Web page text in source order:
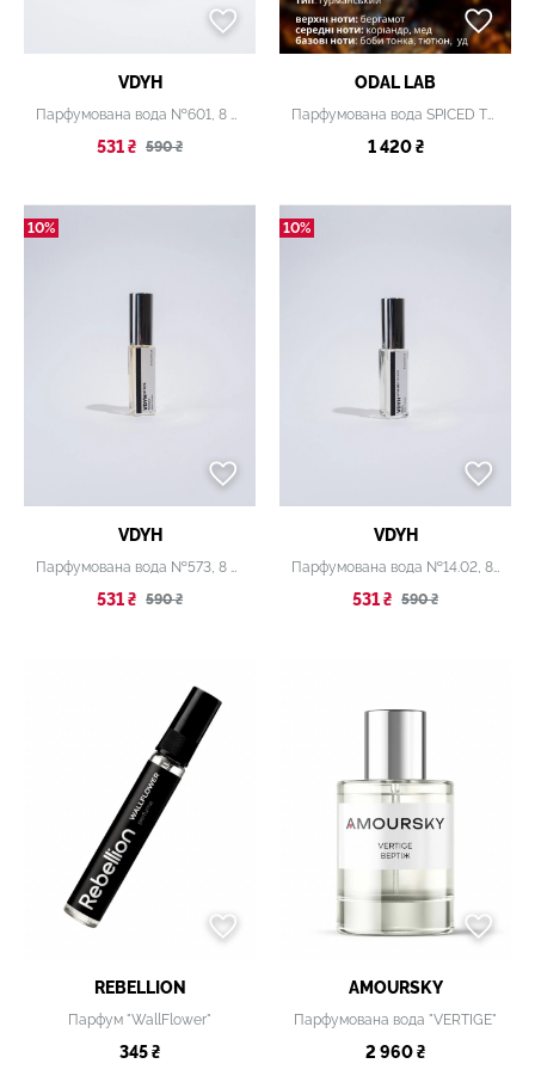
VDYH
Парфумована вода №601, 8 мл
531 ₴ 590 ₴
ODAL LAB
Парфумована вода SPICED TONKA
1 420 ₴
10%
VDYH
Парфумована вода №573, 8 мл
531 ₴ 590 ₴
10%
VDYH
Парфумована вода №14.02, 8 мл
531 ₴ 590 ₴
REBELLION
Парфум "WallFlower"
345 ₴
AMOURSKY
Парфумована вода "VERTIGE"
2 960 ₴